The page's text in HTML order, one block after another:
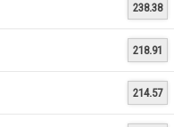
238.38
218.91
214.57